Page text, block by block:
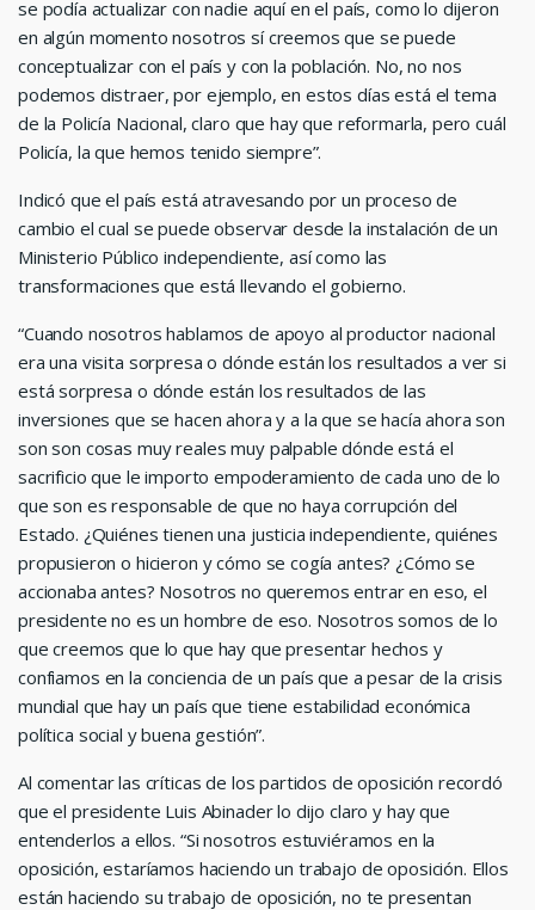
se podía actualizar con nadie aquí en el país, como lo dijeron
en algún momento nosotros sí creemos que se puede
conceptualizar con el país y con la población. No, no nos
podemos distraer, por ejemplo, en estos días está el tema
de la Policía Nacional, claro que hay que reformarla, pero cuál
Policía, la que hemos tenido siempre”.
Indicó que el país está atravesando por un proceso de
cambio el cual se puede observar desde la instalación de un
Ministerio Público independiente, así como las
transformaciones que está llevando el gobierno.
“Cuando nosotros hablamos de apoyo al productor nacional
era una visita sorpresa o dónde están los resultados a ver si
está sorpresa o dónde están los resultados de las
inversiones que se hacen ahora y a la que se hacía ahora son
son son cosas muy reales muy palpable dónde está el
sacrificio que le importo empoderamiento de cada uno de lo
que son es responsable de que no haya corrupción del
Estado. ¿Quiénes tienen una justicia independiente, quiénes
propusieron o hicieron y cómo se cogía antes? ¿Cómo se
accionaba antes? Nosotros no queremos entrar en eso, el
presidente no es un hombre de eso. Nosotros somos de lo
que creemos que lo que hay que presentar hechos y
confiamos en la conciencia de un país que a pesar de la crisis
mundial que hay un país que tiene estabilidad económica
política social y buena gestión”.
Al comentar las críticas de los partidos de oposición recordó
que el presidente Luis Abinader lo dijo claro y hay que
entenderlos a ellos. “Si nosotros estuviéramos en la
oposición, estaríamos haciendo un trabajo de oposición. Ellos
están haciendo su trabajo de oposición, no te presentan